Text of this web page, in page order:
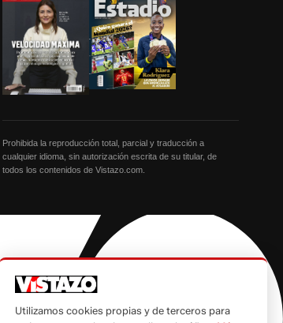
Prohibida la reproducción total, parcial y traducción a
cualquier idioma, sin autorización escrita de su titular, de
todos los contenidos de Vistazo.com.
Utilizamos cookies propias y de terceros para